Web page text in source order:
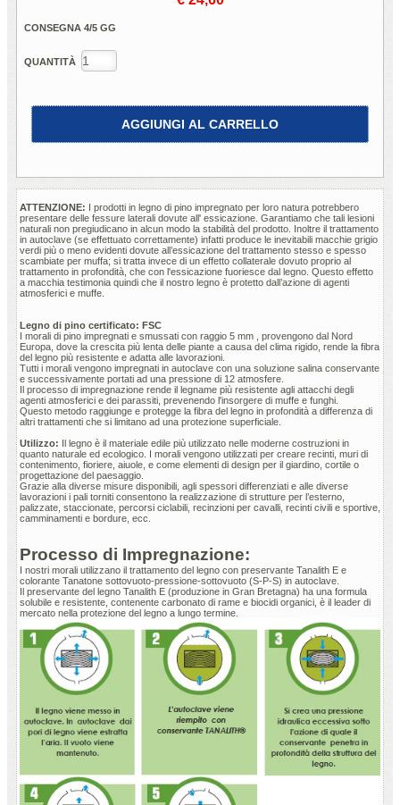
CONSEGNA 4/5 GG
QUANTITÀ
AGGIUNGI AL CARRELLO
ATTENZIONE: I prodotti in legno di pino impregnato per loro natura potrebbero
presentare delle fessure laterali dovute all' essicazione. Garantiamo che tali lesioni
naturali non pregiudicano in alcun modo la stabilità del prodotto. Inoltre il trattamento
in autoclave (se effettuato correttamente) infatti produce le inevitabili macchie grigio
verdi più o meno evidenti dovute all’essicazione del trattamento stesso e spesso
scambiate per muffa; si tratta invece di un effetto collaterale dovuto proprio al
trattamento in profondità, che con l'essicazione fuoriesce dal legno. Questo effetto
a macchia testimonia quindi che il nostro legno è protetto dall’azione di agenti
atmosferici e muffe.
Legno di pino certificato: FSC
I morali di pino impregnati e smussati con raggio 5 mm , provengono dal Nord
Europa, dove la crescita più lenta delle piante a causa del clima rigido, rende la fibra
del legno più resistente e adatta alle lavorazioni.
Tutti i morali vengono impregnati in autoclave con una soluzione salina conservante
e successivamente portati ad una pressione di 12 atmosfere.
Il processo di impregnazione rende il legname più resistente agli attacchi degli
agenti atmosferici e dei parassiti, prevenendo l'insorgere di muffe e funghi.
Questo metodo raggiunge e protegge la fibra del legno in profondità a differenza di
altri trattamenti che si limitano ad una protezione superficiale.
Utilizzo: Il legno è il materiale edile più utilizzato nelle moderne costruzioni in
quanto naturale ed ecologico. I morali vengono utilizzati per creare recinti, muri di
contenimento, fioriere, aiuole, e come elementi di design per il giardino, cortile o
progettazione del paesaggio.
Grazie alla diverse misure disponibili, agli spessori differenziati e alle diverse
lavorazioni i pali torniti consentono la realizzazione di strutture per l’esterno,
palizzate, staccionate, percorsi ciclabili, recinzioni per cavalli, recinti civili e sportive,
camminamenti e bordure, ecc.
Processo di Impregnazione:
I nostri morali utilizzano il trattamento del legno con preservante Tanalith E e
colorante Tanatone sottovuoto-pressione-sottovuoto (S-P-S) in autoclave.
Il preservante del legno Tanalith E (produzione in Gran Bretagna) ha una formula
solubile e resistente, contenente carbonato di rame e biocidi organici, è il leader di
mercato nella protezione del legno a lungo termine.